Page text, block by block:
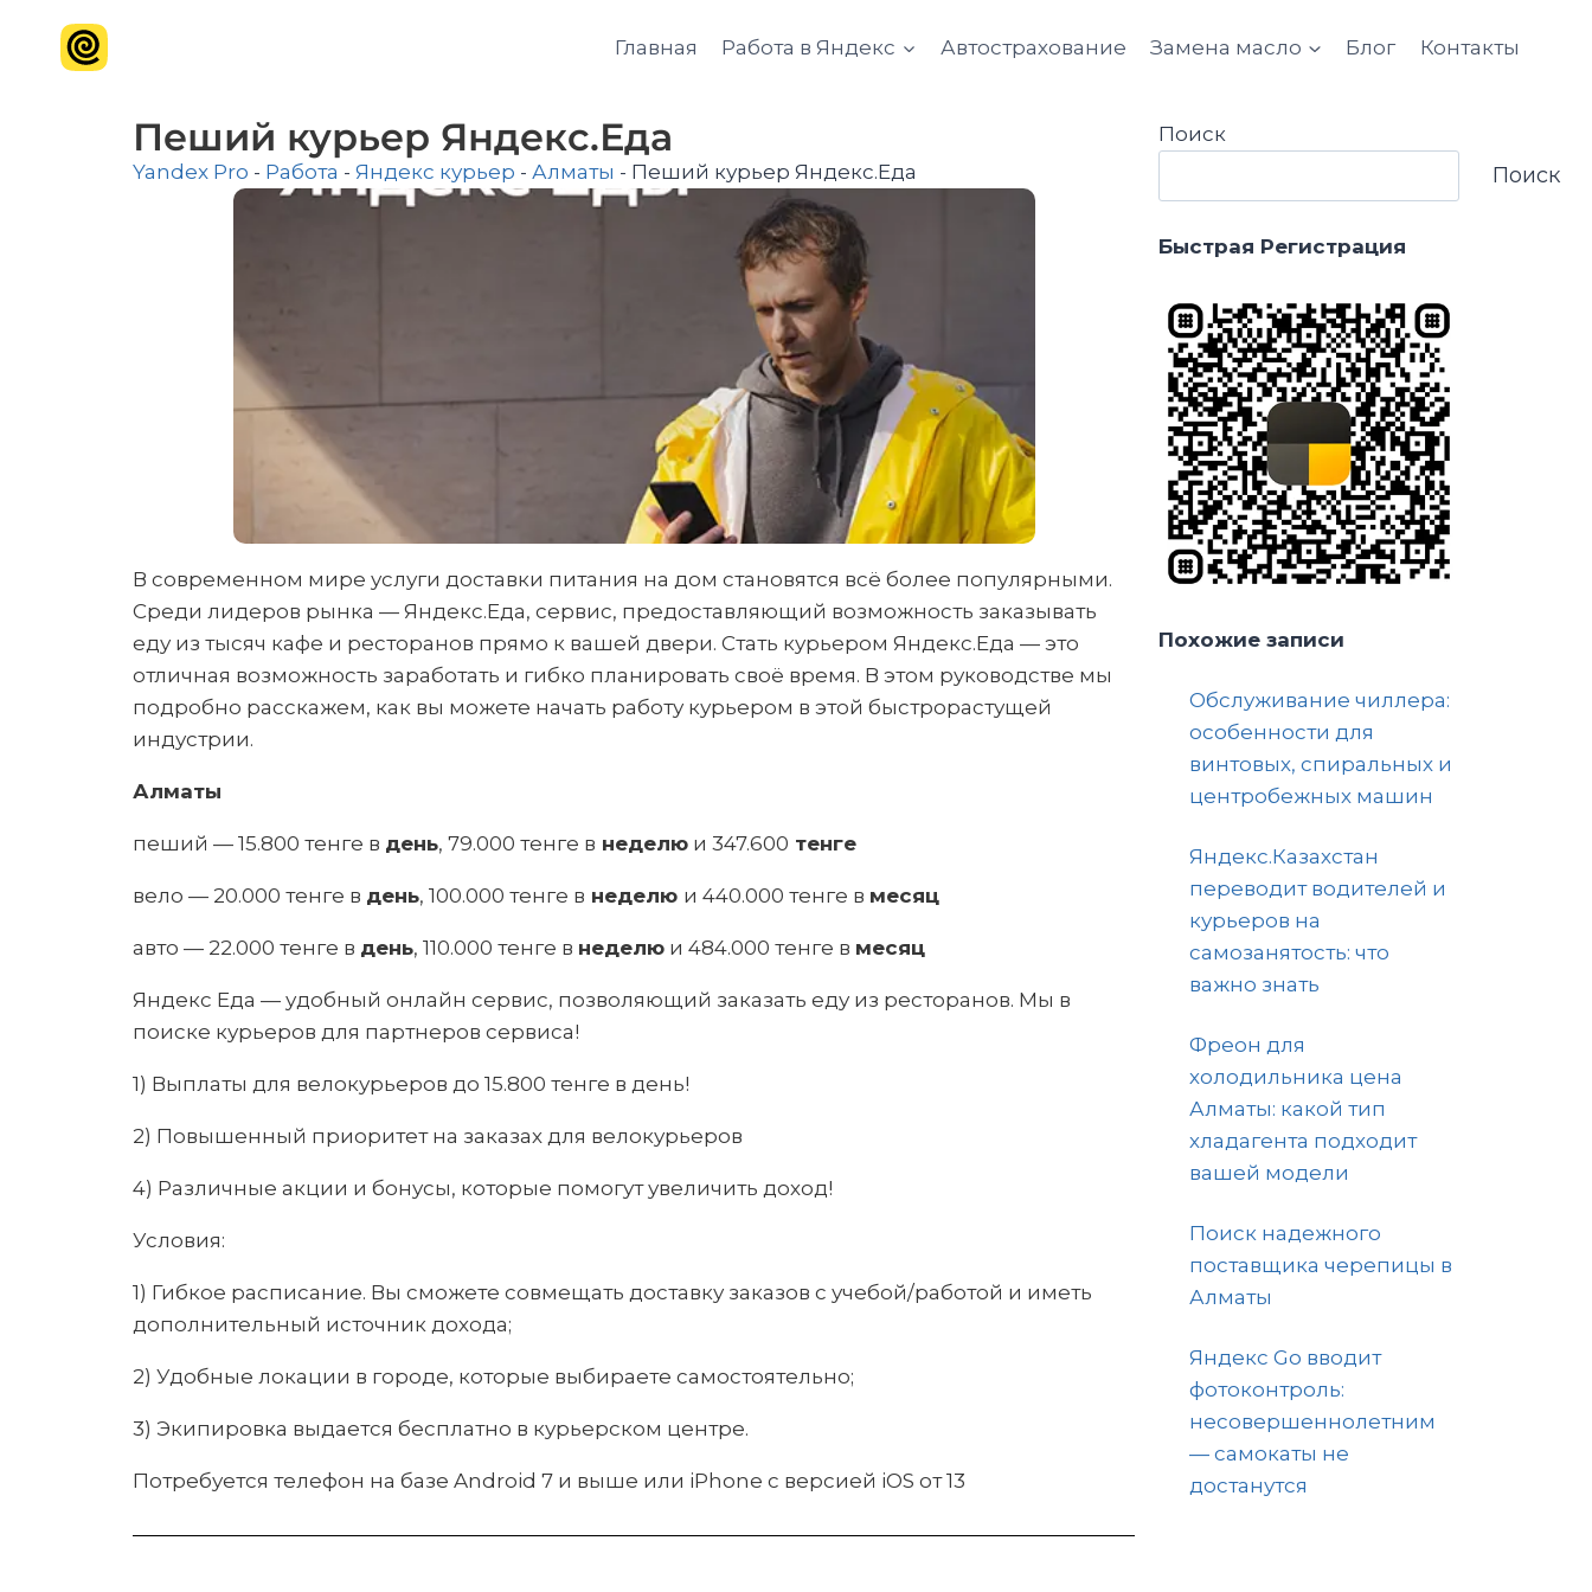
Главная Работа в Яндекс Автострахование Замена масло Блог Контакты
Пеший курьер Яндекс.Еда
Yandex Pro - Работа - Яндекс курьер - Алматы - Пеший курьер Яндекс.Еда
В современном мире услуги доставки питания на дом становятся всё более популярными.
Среди лидеров рынка — Яндекс.Еда, сервис, предоставляющий возможность заказывать
еду из тысяч кафе и ресторанов прямо к вашей двери. Стать курьером Яндекс.Еда — это
отличная возможность заработать и гибко планировать своё время. В этом руководстве мы
подробно расскажем, как вы можете начать работу курьером в этой быстрорастущей
индустрии.
Алматы
пеший — 15.800 тенге в день, 79.000 тенге в неделю и 347.600 тенге
вело — 20.000 тенге в день, 100.000 тенге в неделю и 440.000 тенге в месяц
авто — 22.000 тенге в день, 110.000 тенге в неделю и 484.000 тенге в месяц
Яндекс Еда — удобный онлайн сервис, позволяющий заказать еду из ресторанов. Мы в
поиске курьеров для партнеров сервиса!
1) Выплаты для велокурьеров до 15.800 тенге в день!
2) Повышенный приоритет на заказах для велокурьеров
4) Различные акции и бонусы, которые помогут увеличить доход!
Условия:
1) Гибкое расписание. Вы сможете совмещать доставку заказов с учебой/работой и иметь
дополнительный источник дохода;
2) Удобные локации в городе, которые выбираете самостоятельно;
3) Экипировка выдается бесплатно в курьерском центре.
Потребуется телефон на базе Android 7 и выше или iPhone с версией iOS от 13
Поиск
Поиск
Быстрая Регистрация
Похожие записи
Обслуживание чиллера:
особенности для
винтовых, спиральных и
центробежных машин
Яндекс.Казахстан
переводит водителей и
курьеров на
самозанятость: что
важно знать
Фреон для
холодильника цена
Алматы: какой тип
хладагента подходит
вашей модели
Поиск надежного
поставщика черепицы в
Алматы
Яндекс Go вводит
фотоконтроль:
несовершеннолетним
— самокаты не
достанутся